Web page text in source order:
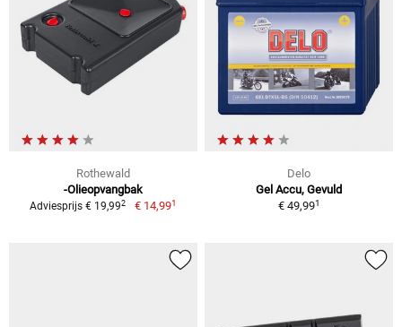
Rothewald
-Olieopvangbak
Adviesprijs € 19,992 € 14,991
Delo
Gel Accu, Gevuld
€ 49,991